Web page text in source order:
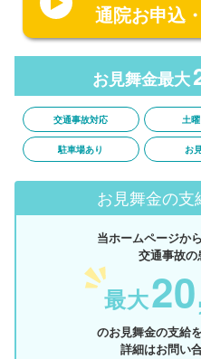
通院お申込
お見舞金最大
交通事故対応 土
駐車場あり お
お見舞金の支
当ホームページか
交通事故の
最大
のお見舞金の支給
詳細はお問い